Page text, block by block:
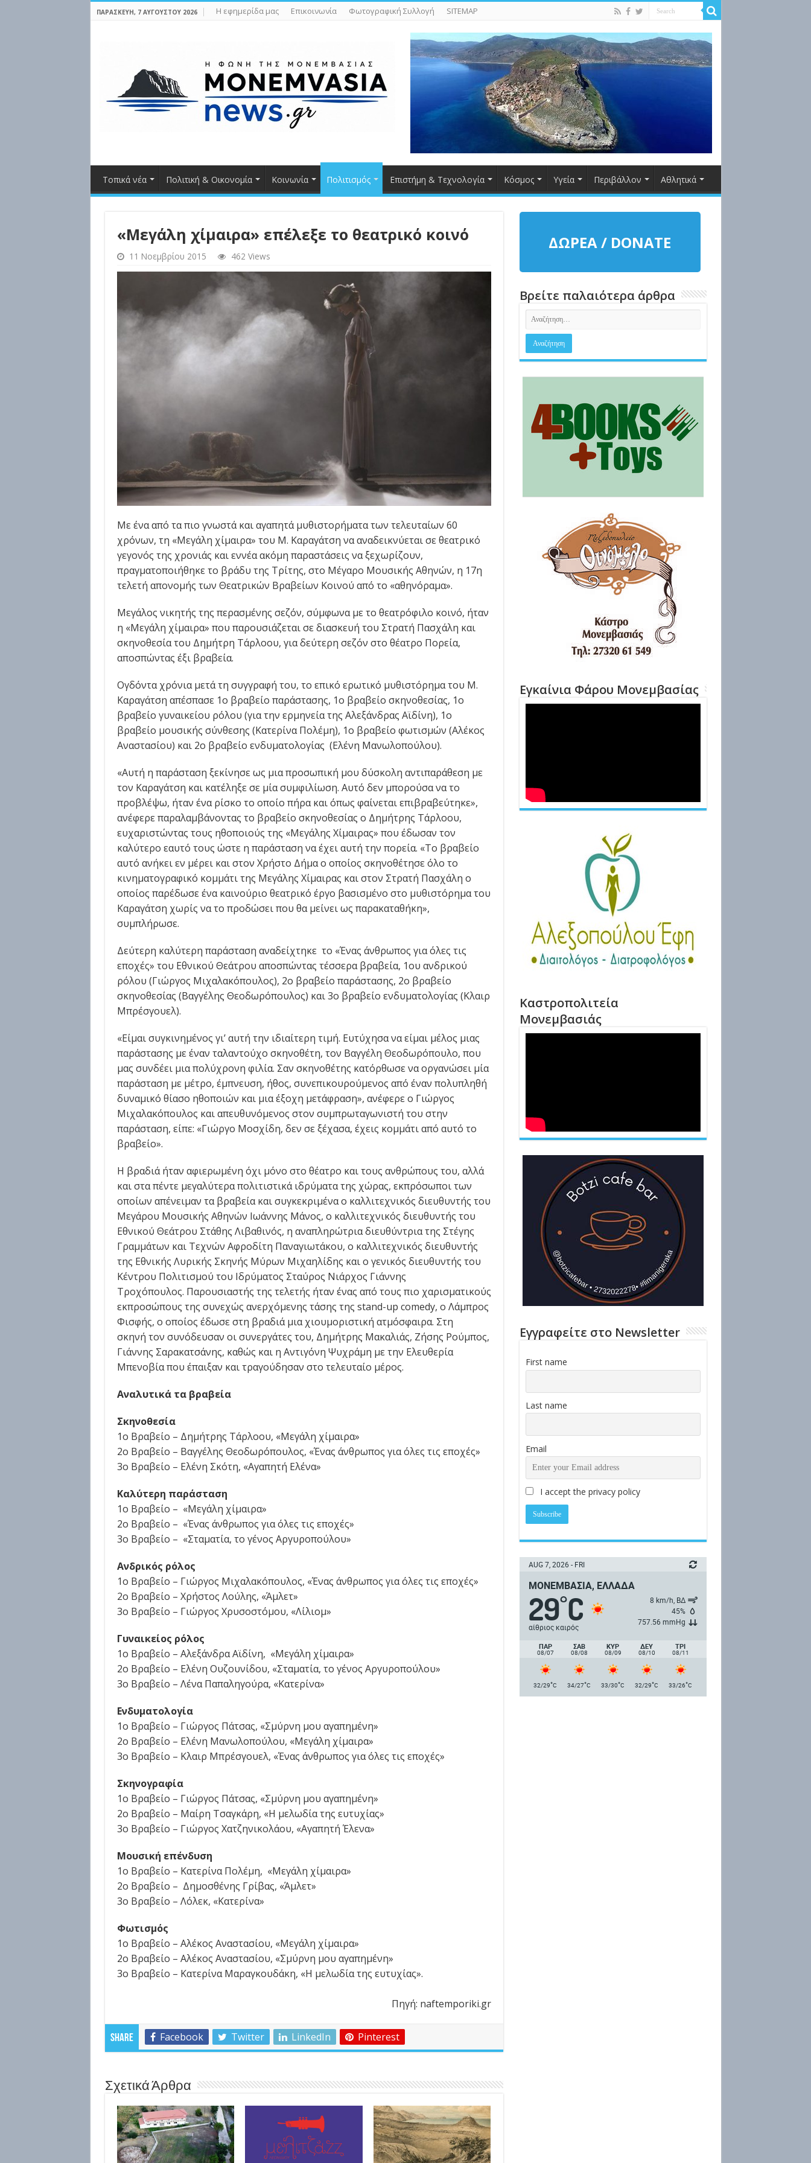
ΠΑΡΑΣΚΕΥΉ, 7 ΑΥΓΟΎΣΤΟΥ 2026 Η εφημερίδα μας Επικοινωνία Φωτογραφική Συλλογή SITEMAP
Τοπικά νέα Πολιτική & Οικονομία Κοινωνία Πολιτισμός Επιστήμη & Τεχνολογία Κόσμος Υγεία Περιβάλλον Αθλητικά
«Μεγάλη χίμαιρα» επέλεξε το θεατρικό κοινό
11 Νοεμβρίου 2015 462 Views
Με ένα από τα πιο γνωστά και αγαπητά μυθιστορήματα των τελευταίων 60
χρόνων, τη «Μεγάλη χίμαιρα» του Μ. Καραγάτση να αναδεικνύεται σε θεατρικό
γεγονός της χρονιάς και εννέα ακόμη παραστάσεις να ξεχωρίζουν,
πραγματοποιήθηκε το βράδυ της Τρίτης, στο Μέγαρο Μουσικής Αθηνών, η 17η
τελετή απονομής των Θεατρικών Βραβείων Κοινού από το «αθηνόραμα».
Μεγάλος νικητής της περασμένης σεζόν, σύμφωνα με το θεατρόφιλο κοινό, ήταν
η «Μεγάλη χίμαιρα» που παρουσιάζεται σε διασκευή του Στρατή Πασχάλη και
σκηνοθεσία του Δημήτρη Τάρλοου, για δεύτερη σεζόν στο θέατρο Πορεία,
αποσπώντας έξι βραβεία.
Ογδόντα χρόνια μετά τη συγγραφή του, το επικό ερωτικό μυθιστόρημα του Μ.
Καραγάτση απέσπασε 1ο βραβείο παράστασης, 1ο βραβείο σκηνοθεσίας, 1ο
βραβείο γυναικείου ρόλου (για την ερμηνεία της Αλεξάνδρας Αϊδίνη), 1ο
βραβείο μουσικής σύνθεσης (Κατερίνα Πολέμη), 1ο βραβείο φωτισμών (Αλέκος
Αναστασίου) και 2ο βραβείο ενδυματολογίας (Ελένη Μανωλοπούλου).
«Αυτή η παράσταση ξεκίνησε ως μια προσωπική μου δύσκολη αντιπαράθεση με
τον Καραγάτση και κατέληξε σε μία συμφιλίωση. Αυτό δεν μπορούσα να το
προβλέψω, ήταν ένα ρίσκο το οποίο πήρα και όπως φαίνεται επιβραβεύτηκε»,
ανέφερε παραλαμβάνοντας το βραβείο σκηνοθεσίας ο Δημήτρης Τάρλοου,
ευχαριστώντας τους ηθοποιούς της «Μεγάλης Χίμαιρας» που έδωσαν τον
καλύτερο εαυτό τους ώστε η παράσταση να έχει αυτή την πορεία. «Το βραβείο
αυτό ανήκει εν μέρει και στον Χρήστο Δήμα ο οποίος σκηνοθέτησε όλο το
κινηματογραφικό κομμάτι της Μεγάλης Χίμαιρας και στον Στρατή Πασχάλη ο
οποίος παρέδωσε ένα καινούριο θεατρικό έργο βασισμένο στο μυθιστόρημα του
Καραγάτση χωρίς να το προδώσει που θα μείνει ως παρακαταθήκη»,
συμπλήρωσε.
Δεύτερη καλύτερη παράσταση αναδείχτηκε το «Ένας άνθρωπος για όλες τις
εποχές» του Εθνικού Θεάτρου αποσπώντας τέσσερα βραβεία, 1ου ανδρικού
ρόλου (Γιώργος Μιχαλακόπουλος), 2ο βραβείο παράστασης, 2ο βραβείο
σκηνοθεσίας (Βαγγέλης Θεοδωρόπουλος) και 3ο βραβείο ενδυματολογίας (Κλαιρ
Μπρέσγουελ).
«Είμαι συγκινημένος γι’ αυτή την ιδιαίτερη τιμή. Ευτύχησα να είμαι μέλος μιας
παράστασης με έναν ταλαντούχο σκηνοθέτη, τον Βαγγέλη Θεοδωρόπουλο, που
μας συνδέει μια πολύχρονη φιλία. Σαν σκηνοθέτης κατόρθωσε να οργανώσει μία
παράσταση με μέτρο, έμπνευση, ήθος, συνεπικουρούμενος από έναν πολυπληθή
δυναμικό θίασο ηθοποιών και μια έξοχη μετάφραση», ανέφερε ο Γιώργος
Μιχαλακόπουλος και απευθυνόμενος στον συμπρωταγωνιστή του στην
παράσταση, είπε: «Γιώργο Μοσχίδη, δεν σε ξέχασα, έχεις κομμάτι από αυτό το
βραβείο».
Η βραδιά ήταν αφιερωμένη όχι μόνο στο θέατρο και τους ανθρώπους του, αλλά
και στα πέντε μεγαλύτερα πολιτιστικά ιδρύματα της χώρας, εκπρόσωποι των
οποίων απένειμαν τα βραβεία και συγκεκριμένα ο καλλιτεχνικός διευθυντής του
Μεγάρου Μουσικής Αθηνών Ιωάννης Μάνος, ο καλλιτεχνικός διευθυντής του
Εθνικού Θεάτρου Στάθης Λιβαθινός, η αναπληρώτρια διευθύντρια της Στέγης
Γραμμάτων και Τεχνών Αφροδίτη Παναγιωτάκου, ο καλλιτεχνικός διευθυντής
της Εθνικής Λυρικής Σκηνής Μύρων Μιχαηλίδης και ο γενικός διευθυντής του
Κέντρου Πολιτισμού του Ιδρύματος Σταύρος Νιάρχος Γιάννης
Τροχόπουλος. Παρουσιαστής της τελετής ήταν ένας από τους πιο χαρισματικούς
εκπροσώπους της συνεχώς ανερχόμενης τάσης της stand-up comedy, ο Λάμπρος
Φισφής, ο οποίος έδωσε στη βραδιά μια χιουμοριστική ατμόσφαιρα. Στη
σκηνή τον συνόδευσαν οι συνεργάτες του, Δημήτρης Μακαλιάς, Ζήσης Ρούμπος,
Γιάννης Σαρακατσάνης, καθώς και η Αντιγόνη Ψυχράμη με την Ελευθερία
Μπενοβία που έπαιξαν και τραγούδησαν στο τελευταίο μέρος.
Αναλυτικά τα βραβεία
Σκηνοθεσία
1o Βραβείο – Δημήτρης Τάρλοου, «Μεγάλη χίμαιρα»
2ο Βραβείο – Βαγγέλης Θεοδωρόπουλος, «Ένας άνθρωπος για όλες τις εποχές»
3ο Βραβείο – Ελένη Σκότη, «Αγαπητή Ελένα»
Καλύτερη παράσταση
1o Βραβείο – «Μεγάλη χίμαιρα»
2ο Βραβείο – «Ένας άνθρωπος για όλες τις εποχές»
3ο Βραβείο – «Σταματία, το γένος Αργυροπούλου»
Ανδρικός ρόλος
1o Βραβείο – Γιώργος Μιχαλακόπουλος, «Ένας άνθρωπος για όλες τις εποχές»
2ο Βραβείο – Χρήστος Λούλης, «Άμλετ»
3ο Βραβείο – Γιώργος Χρυσοστόμου, «Λίλιομ»
Γυναικείος ρόλος
1o Βραβείο – Αλεξάνδρα Αϊδίνη, «Μεγάλη χίμαιρα»
2ο Βραβείο – Ελένη Ουζουνίδου, «Σταματία, το γένος Αργυροπούλου»
3ο Βραβείο – Λένα Παπαληγούρα, «Κατερίνα»
Ενδυματολογία
1o Βραβείο – Γιώργος Πάτσας, «Σμύρνη μου αγαπημένη»
2ο Βραβείο – Ελένη Μανωλοπούλου, «Μεγάλη χίμαιρα»
3ο Βραβείο – Κλαιρ Μπρέσγουελ, «Ένας άνθρωπος για όλες τις εποχές»
Σκηνογραφία
1o Βραβείο – Γιώργος Πάτσας, «Σμύρνη μου αγαπημένη»
2ο Βραβείο – Μαίρη Τσαγκάρη, «Η μελωδία της ευτυχίας»
3ο Βραβείο – Γιώργος Χατζηνικολάου, «Αγαπητή Έλενα»
Μουσική επένδυση
1o Βραβείο – Κατερίνα Πολέμη, «Μεγάλη χίμαιρα»
2ο Βραβείο – Δημοσθένης Γρίβας, «Άμλετ»
3ο Βραβείο – Λόλεκ, «Κατερίνα»
Φωτισμός
1o Βραβείο – Αλέκος Αναστασίου, «Μεγάλη χίμαιρα»
2ο Βραβείο – Αλέκος Αναστασίου, «Σμύρνη μου αγαπημένη»
3ο Βραβείο – Κατερίνα Μαραγκουδάκη, «Η μελωδία της ευτυχίας».
Πηγή: naftemporiki.gr
Share Facebook Twitter LinkedIn Pinterest
Σχετικά Άρθρα
ΔΩΡΕΑ / DONATE
Βρείτε παλαιότερα άρθρα
Εγκαίνια Φάρου Μονεμβασίας
Καστροπολιτεία
Μονεμβασιάς
Εγγραφείτε στο Newsletter
First name
Last name
Email
I accept the privacy policy
AUG 7, 2026 - FRI
ΜΟΝΕΜΒΑΣΙΆ, ΕΛΛΆΔΑ
29°C
αίθριος καιρός
8 km/h, ΒΔ
45%
757.56 mmHg
ΠΑΡ
08/07
ΣΑΒ
08/08
ΚΥΡ
08/09
ΔΕΥ
08/10
ΤΡΙ
08/11
32/29°C 34/27°C 33/30°C 32/29°C 33/26°C